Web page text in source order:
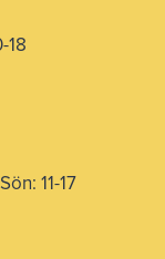
18
11-17